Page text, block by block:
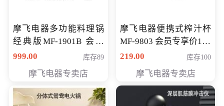
摩飞电器多功能料理锅
经典版MF-1901B 会员
专享价399元
999.00 库存89
摩飞电器专卖店
摩飞电器便携式榨汁杯
MF-9803 会员专享价138
元
219.00 库存100
摩飞电器专卖店